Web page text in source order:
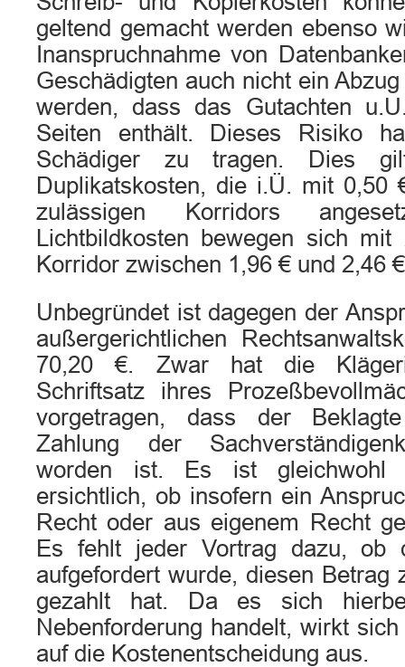
geltend gemacht werden ebenso
Inanspruchnahme von
Geschädigten auch nicht ein
werden, dass das Gutachten
Seiten enthält. Dieses Risiko
Schädiger zu tragen. Dies
Duplikatskosten, die i.Ü. mit 0,50
zulässigen Korridors
Lichtbildkosten bewegen sich
Korridor zwischen 1,96 € und 2,46
Unbegründet ist dagegen der
außergerichtlichen
70,20 €. Zwar hat die
Schriftsatz ihres
vorgetragen, dass der
Zahlung der
worden ist. Es ist gleichwohl
ersichtlich, ob insofern ein
Recht oder aus eigenem Recht
Es fehlt jeder Vortrag dazu, ob
aufgefordert wurde, diesen Betrag
gezahlt hat. Da es sich
Nebenforderung handelt, wirkt
auf die Kostenentscheidung aus.